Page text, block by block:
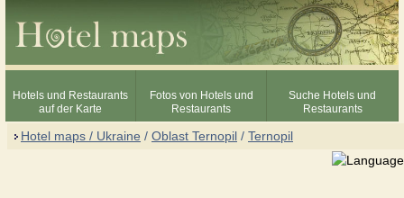
Hotels und Restaurants
auf der Karte
Fotos von Hotels und
Restaurants
Suche Hotels und
Restaurants
Hotel maps / Ukraine / Oblast Ternopil / Ternopil